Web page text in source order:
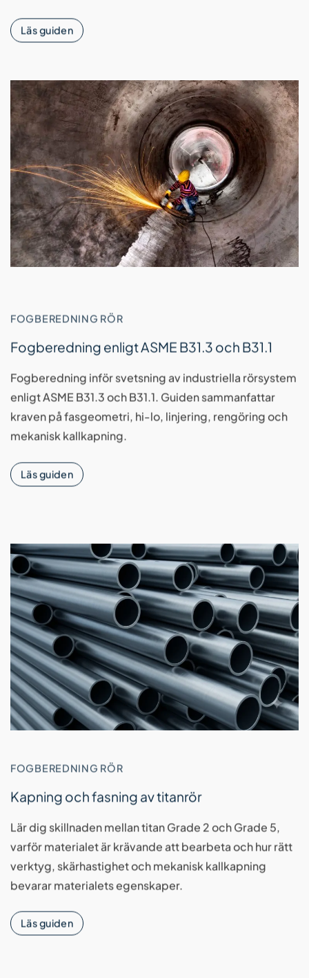
Läs guiden
FOGBEREDNING RÖR
Fogberedning enligt ASME B31.3 och B31.1
Fogberedning inför svetsning av industriella rörsystem
enligt ASME B31.3 och B31.1. Guiden sammanfattar
kraven på fasgeometri, hi-lo, linjering, rengöring och
mekanisk kallkapning.
Läs guiden
FOGBEREDNING RÖR
Kapning och fasning av titanrör
Lär dig skillnaden mellan titan Grade 2 och Grade 5,
varför materialet är krävande att bearbeta och hur rätt
verktyg, skärhastighet och mekanisk kallkapning
bevarar materialets egenskaper.
Läs guiden